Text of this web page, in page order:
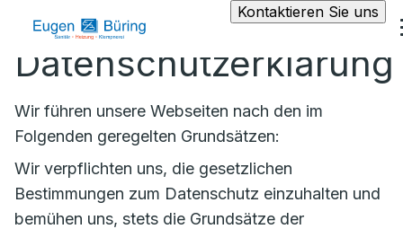
Kontaktieren Sie uns
Datenschutzerklärung
Wir führen unsere Webseiten nach den im
Folgenden geregelten Grundsätzen:
Wir verpflichten uns, die gesetzlichen
Bestimmungen zum Datenschutz einzuhalten und
bemühen uns, stets die Grundsätze der